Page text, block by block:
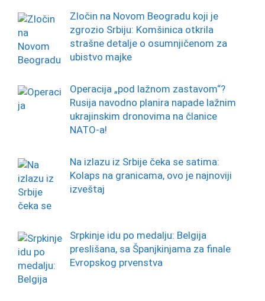
Zločin na Novom Beogradu koji je
zgrozio Srbiju: Komšinica otkrila
strašne detalje o osumnjičenom za
ubistvo majke
Operacija „pod lažnom zastavom“?
Rusija navodno planira napade lažnim
ukrajinskim dronovima na članice
NATO-a!
Na izlazu iz Srbije čeka se satima:
Kolaps na granicama, ovo je najnoviji
izveštaj
Srpkinje idu po medalju: Belgija
preslišana, sa Španjkinjama za finale
Evropskog prvenstva